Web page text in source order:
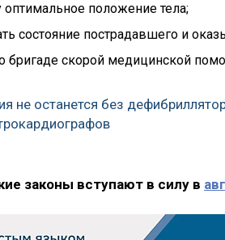
положение тела;
состояние пострадавшего и
бригаде скорой медицинской
не останется без
законы вступают в силу в